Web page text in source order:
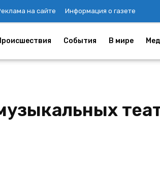
на сайте Информация о газете
События В мире